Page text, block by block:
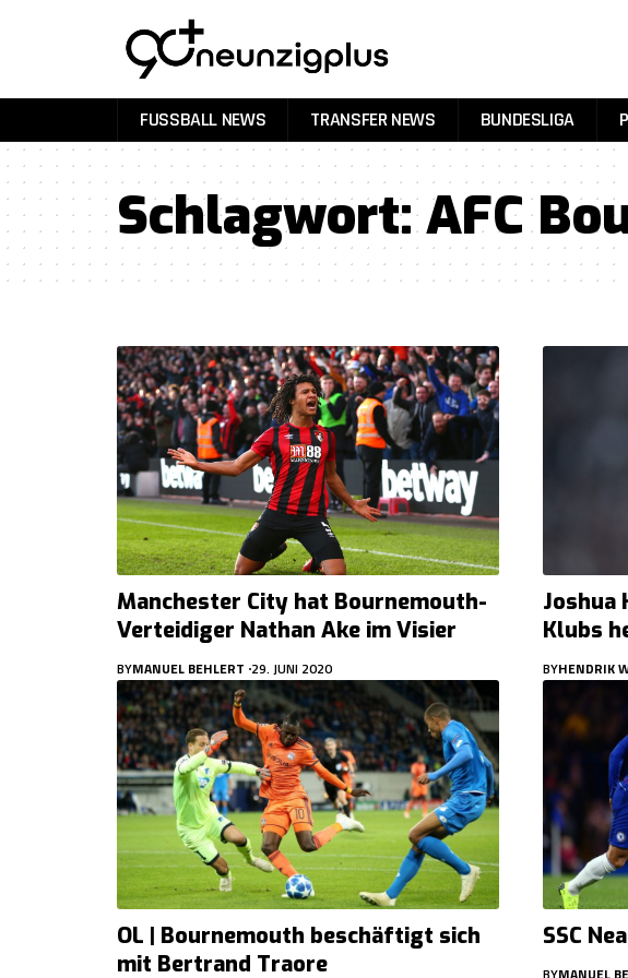
FUSSBALL NEWS TRANSFER NEWS BUNDESLIGA
Schlagwort:AFC
Manchester City hat Bournemouth-
Verteidiger Nathan Ake im Visier
BYMANUEL BEHLERT 29. JUNI 2020
Joshua
Klubs
BYHENDRIK
OL | Bournemouth beschäftigt sich
mit Bertrand Traore
SSC